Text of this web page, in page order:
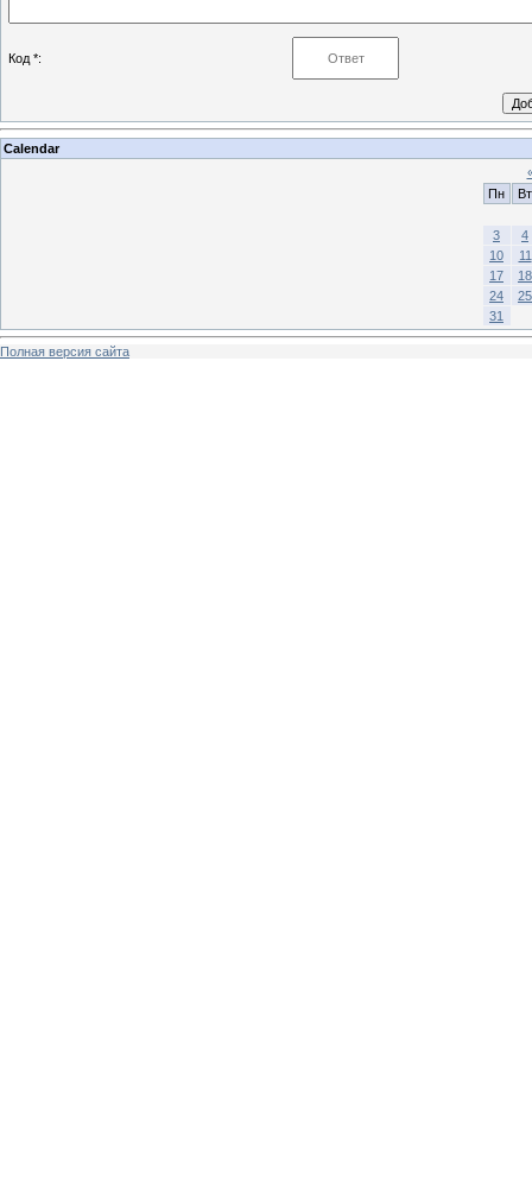
Код *:
Calendar
Пн
Вт
3
4
10
11
17
18
24
25
31
Полная версия сайта